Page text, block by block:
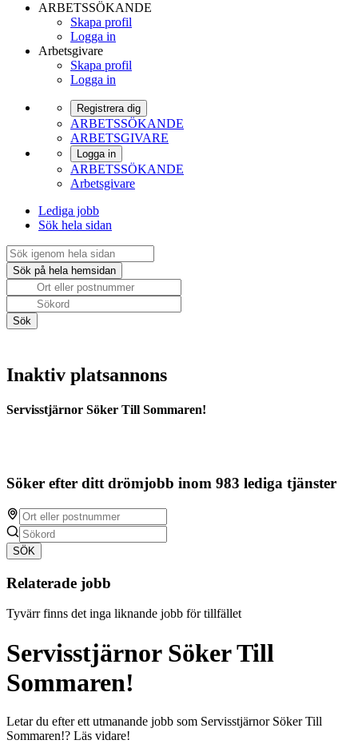
ARBETSSÖKANDE
Skapa profil
Logga in
Arbetsgivare
Skapa profil
Logga in
Registrera dig
ARBETSSÖKANDE
ARBETSGIVARE
Logga in
ARBETSSÖKANDE
Arbetsgivare
Lediga jobb
Sök hela sidan
Inaktiv platsannons
Servisstjärnor Söker Till Sommaren!
Söker efter ditt drömjobb inom 983 lediga tjänster
SÖK
Relaterade jobb
Tyvärr finns det inga liknande jobb för tillfället
Servisstjärnor Söker Till
Sommaren!
Letar du efter ett utmanande jobb som Servisstjärnor Söker Till
Sommaren!? Läs vidare!